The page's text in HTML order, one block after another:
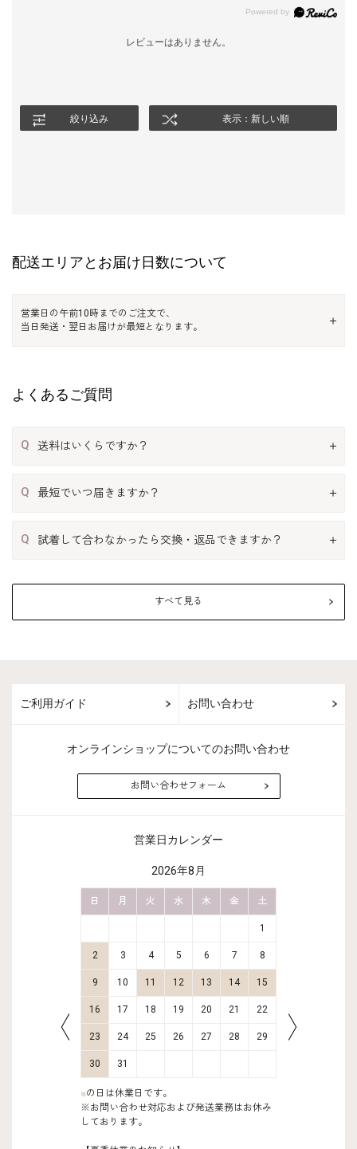
レビューはありません。
絞り込み 表示：新しい順
配送エリアとお届け日数について
営業日の午前10時までのご注文で、
当日発送・翌日お届けが最短となります。
よくあるご質問
Q 送料はいくらですか？
Q 最短でいつ届きますか？
Q 試着して合わなかったら交換・返品できますか？
すべて見る
ご利用ガイド お問い合わせ
オンラインショップについてのお問い合わせ
お問い合わせフォーム
営業日カレンダー
2026年8月
日 月 火 水 木 金 土
1
2 3 4 5 6 7 8
9 10 11 12 13 14 15
16 17 18 19 20 21 22
23 24 25 26 27 28 29
30 31
■の日は休業日です。
※お問い合わせ対応および発送業務はお休み
しております。